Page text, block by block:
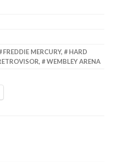
FREDDIE MERCURY,
HARD
, WEMBLEY ARENA